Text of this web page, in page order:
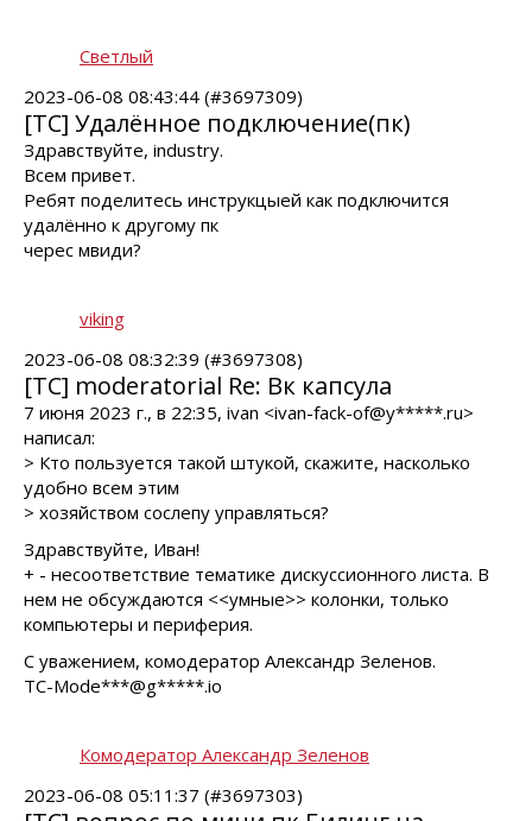
Светлый
2023-06-08 08:43:44 (#3697309)
[TC] Удалённое подключение(пк)
Здравствуйте, industry.
Всем привет.
Ребят поделитесь инструкцыей как подключится
удалённо к другому пк
черес мвиди?
viking
2023-06-08 08:32:39 (#3697308)
[TC] moderatorial Re: Вк капсула
7 июня 2023 г., в 22:35, ivan <ivan-fack-of@y*****.ru>
написал:
> Кто пользуется такой штукой, скажите, насколько
удобно всем этим
> хозяйством сослепу управляться?
Здравствуйте, Иван!
+ - несоответствие тематике дискуссионного листа. В
нем не обсуждаются <<умные>> колонки, только
компьютеры и периферия.
С уважением, комодератор Александр Зеленов.
TC-Mode***@g*****.io
Комодератор Александр Зеленов
2023-06-08 05:11:37 (#3697303)